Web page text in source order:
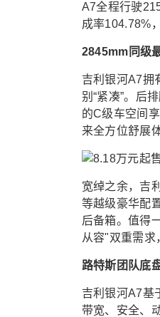
A7全程行驶
成率104.78%
2845mm同级
吉利银河A7拥
别“紧凑”。后
的C级车空间
来全方位舒展
宽绰之余，吉
等越级豪华配
后备箱。值得
从容"双重需求
路特斯团队底
吉利银河A7基
带宽、安全、